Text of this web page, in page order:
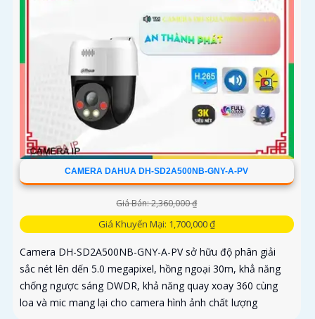
CAMERA DAHUA DH-SD2A500NB-GNY-A-PV
Giá Bán: 2,360,000 ₫
Giá Khuyến Mại: 1,700,000 ₫
Camera DH-SD2A500NB-GNY-A-PV sở hữu độ phân giải
sắc nét lên dến 5.0 megapixel, hồng ngoại 30m, khẳ năng
chống ngược sáng DWDR, khả năng quay xoay 360 cùng
loa và mic mang lại cho camera hình ảnh chất lượng